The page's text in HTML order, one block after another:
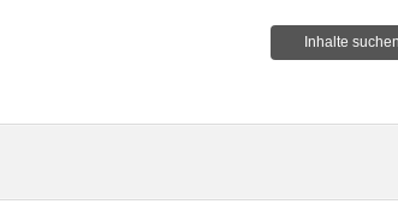
Inhalte